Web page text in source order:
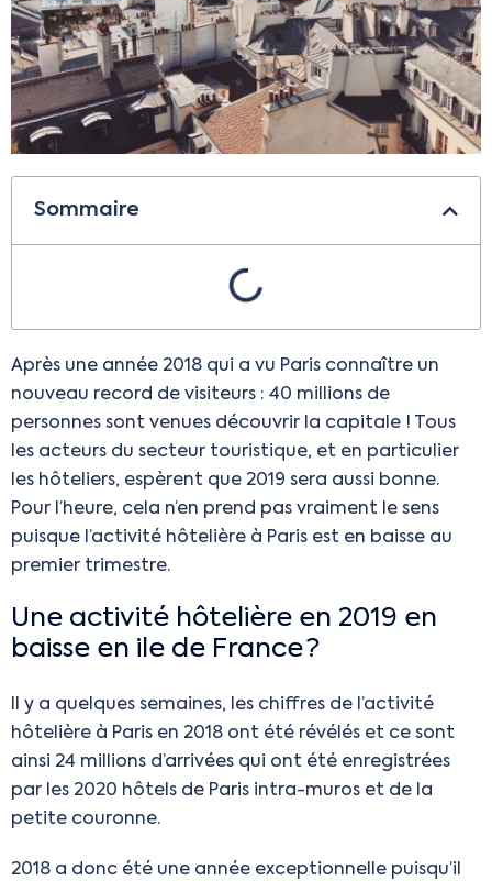
Sommaire
Après une année 2018 qui a vu Paris connaître un
nouveau record de visiteurs : 40 millions de
personnes sont venues découvrir la capitale ! Tous
les acteurs du secteur touristique, et en particulier
les hôteliers, espèrent que 2019 sera aussi bonne.
Pour l’heure, cela n’en prend pas vraiment le sens
puisque l’activité hôtelière à Paris est en baisse au
premier trimestre.
Une activité hôtelière en 2019 en
baisse en ile de France ?
Il y a quelques semaines, les chiffres de l’activité
hôtelière à Paris en 2018 ont été révélés et ce sont
ainsi 24 millions d’arrivées qui ont été enregistrées
par les 2020 hôtels de Paris intra-muros et de la
petite couronne.
2018 a donc été une année exceptionnelle puisqu’il